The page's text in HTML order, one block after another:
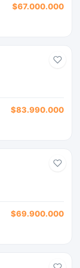
$67.000.000
$83.990.000
$69.900.000